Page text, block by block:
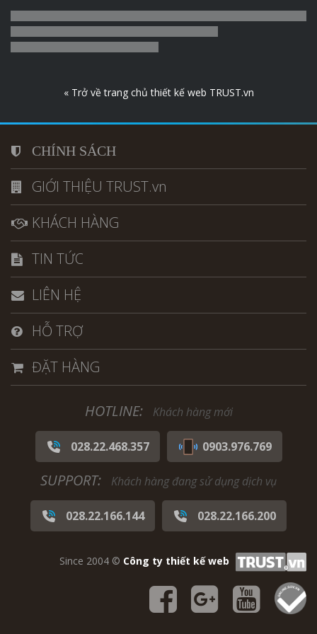
« Trở về trang chủ thiết kế web TRUST.vn
CHÍNH SÁCH
GIỚI THIỆU TRUST.vn
KHÁCH HÀNG
TIN TỨC
LIÊN HỆ
HỖ TRỢ
ĐẶT HÀNG
HOTLINE: Khách hàng mới
028.22.468.357 0903.976.769
SUPPORT: Khách hàng đang sử dụng dịch vụ
028.22.166.144 028.22.166.200
Since 2004 © Công ty thiết kế web